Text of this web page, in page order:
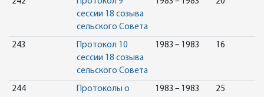
сессии 18 созыва
сельского Совета
243
Протокол 10
сессии 18 созыва
сельского Совета
1983 – 1983 16
244 Протоколы о 1983 – 1983 25